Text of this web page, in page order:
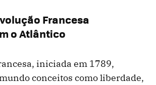
Francesa
o Atlântico
iniciada em 1789,
conceitos como liberdade,